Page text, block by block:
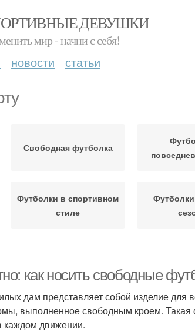
ДЕВУШКИ
мир - начни с себя!
новости статьи
Свободная футболка
Футболки в спортивном
стиле
мероприятия
как носить свободные
дам представляет собой изделие для
выполненное свободным кроем. Такая
каждом движении.